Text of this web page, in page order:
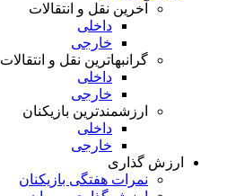
آخرین نقل و انتقالات
داخلی
خارجی
گرانبهاترین نقل و انتقالات
داخلی
خارجی
ارزشمندترین بازیکنان
داخلی
خارجی
ارزش گذاری
نمرات هفتگی بازیکنان